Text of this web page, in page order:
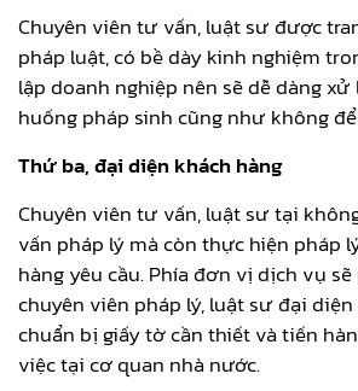
Chuyên viên tư vấn, luật sư được
pháp luật, có bề dày kinh nghiệm
lập doanh nghiệp nên sẽ dễ dàng
huống pháp sinh cũng như không
Thứ ba, đại diện khách hàng
Chuyên viên tư vấn, luật sư tại
vấn pháp lý mà còn thực hiện pháp
hàng yêu cầu. Phía đơn vị dịch vụ
chuyên viên pháp lý, luật sư đại
chuẩn bị giấy tờ cần thiết và tiến
việc tại cơ quan nhà nước.